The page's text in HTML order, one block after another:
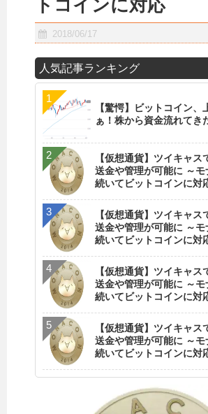
トコインに対応
2018/06/17
人気記事ランキング
【驚愕】ビットコイン、
ぁ！株から資金流れてき
【仮想通貨】ツイキャス
送金や管理が可能に ～モ
続いてビットコインに対
【仮想通貨】ツイキャス
送金や管理が可能に ～モ
続いてビットコインに対
【仮想通貨】ツイキャス
送金や管理が可能に ～モ
続いてビットコインに対
【仮想通貨】ツイキャス
送金や管理が可能に ～モ
続いてビットコインに対